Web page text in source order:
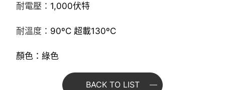
耐電壓： 1,000伏特
耐溫度： 90ºC 超載130ºC
顏色：綠色
BACK TO LIST